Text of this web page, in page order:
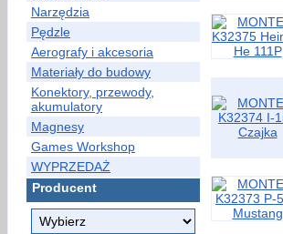
Narzędzia
Pędzle
Aerografy i akcesoria
Materiały do budowy
Konektory, przewody,
akumulatory
Magnesy
Games Workshop
WYPRZEDAŻ
Producent